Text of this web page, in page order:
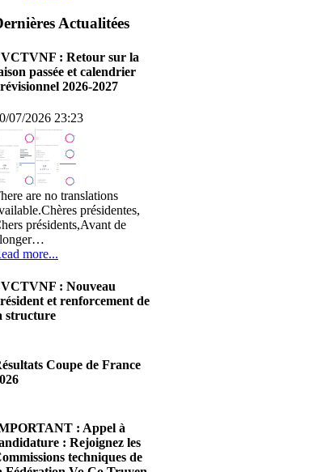
Actualitées
: Retour sur la
passée et calendrier
2026-2027
07/2026 23:23
are no translations
présidentes,
présidents,Avant de
more...
: Nouveau
et renforcement de
structure
are no translations
Présidentes,
more...
Coupe de France
are no translations
sur ce lien
accéder aux résultats
more...
: Appel à
: Rejoignez les
techniques de